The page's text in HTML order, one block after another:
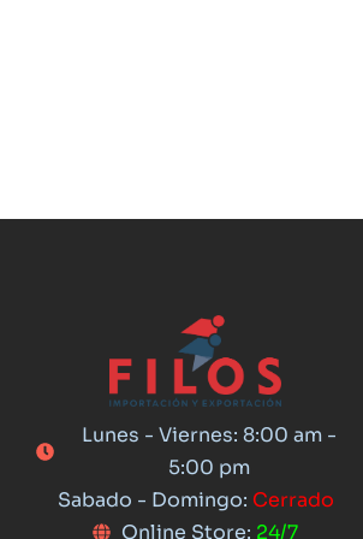
Lunes - Viernes: 8:00 am -
5:00 pm
Sabado - Domingo: Cerrado
Online Store: 24/7